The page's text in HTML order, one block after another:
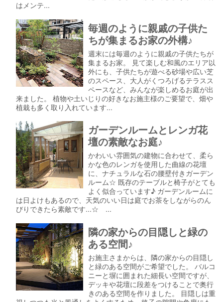
はメンテ...
毎週のように親戚の子供た
ちが集まるお家の外構♪
週末には毎週のように親戚の子供たちが
集まるお家。 見て楽しむ和風のエリア以
外にも、子供たちが遊べる砂場や広い芝
のスペース、大人がくつろげるテラスス
ペースなど、みんなが楽しめるお庭が出
来ました。 植物や土いじりの好きなお施主様のご要望で、畑や
植栽も多く取り入れています...
ガーデンルームとレンガ花
壇の素敵なお庭♪
かわいい雰囲気の建物に合わせて、柔ら
かな色のレンガを使用した曲線の花壇
に、ナチュラルな石の腰壁付きガーデン
ルーム☆ 既存のテーブルと椅子がとても
よく似合っています♪ ガーデンルームに
は日よけもあるので、天気のいい日は庭でお茶をしながらのん
びりできたら素敵です...☆ ...
隣の家からの目隠しと緑の
ある空間♪
お施主さまからは、隣の家からの目隠し
と緑のある空間がご希望でした。 バルコ
ニーと塀に囲まれた細長い空間ですが、
デッキや花壇に段差をつけることで奥行
きのある空間を作りました。 目隠しは重